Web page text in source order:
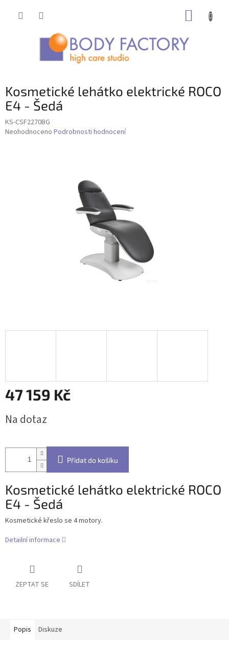
Kosmetické lehátko elektrické ROCO
E4 - Šedá
KS-CSF2270BG
Průměrné
Neohodnoceno Podrobnosti hodnocení
47 159 Kč
cena:
Na dotaz
Přidat do košíku
Kosmetické lehátko elektrické ROCO
E4 - Šedá
Kosmetické křeslo se 4 motory.
Detailní informace
ZEPTAT SE SDÍLET
Popis Diskuze